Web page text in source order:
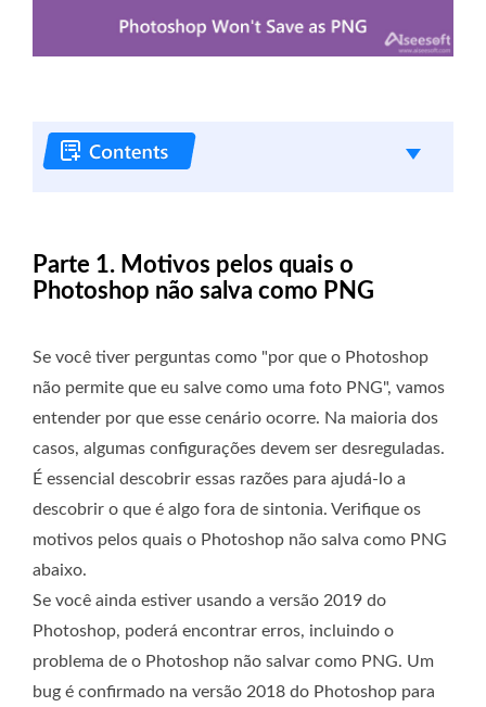
Parte 1. Motivos pelos quais o
Photoshop não salva como PNG
Se você tiver perguntas como "por que o Photoshop
não permite que eu salve como uma foto PNG", vamos
entender por que esse cenário ocorre. Na maioria dos
casos, algumas configurações devem ser desreguladas.
É essencial descobrir essas razões para ajudá-lo a
descobrir o que é algo fora de sintonia. Verifique os
motivos pelos quais o Photoshop não salva como PNG
abaixo.
Se você ainda estiver usando a versão 2019 do
Photoshop, poderá encontrar erros, incluindo o
problema de o Photoshop não salvar como PNG. Um
bug é confirmado na versão 2018 do Photoshop para